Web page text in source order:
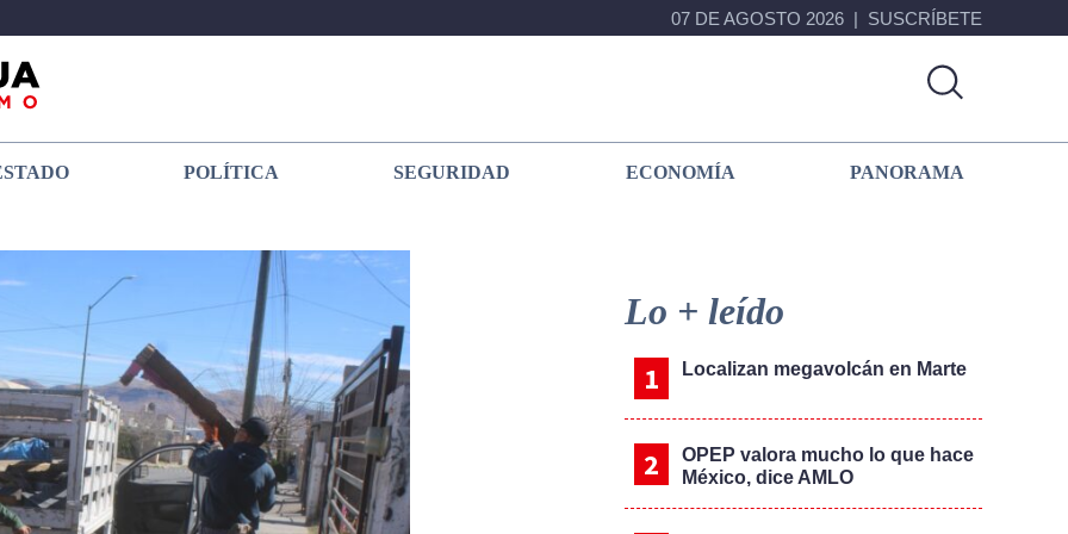
07 DE AGOSTO 2026 SUSCRÍBETE
POLÍTICA SEGURIDAD ECONOMÍA PANORAMA
Sidebar
Lo + leído
Localizan megavolcán en Marte
OPEP valora mucho lo que hace
México, dice AMLO